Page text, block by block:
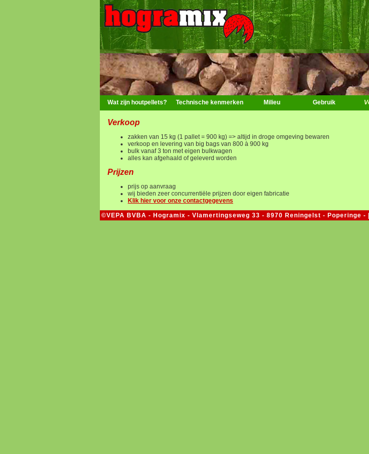
Wat zijn houtpellets? Technische kenmerken Milieu Gebruik
Verkoop
zakken van 15 kg (1 pallet = 900 kg) => altijd in droge omgeving bewaren
verkoop en levering van big bags van 800 à 900 kg
bulk vanaf 3 ton met eigen bulkwagen
alles kan afgehaald of geleverd worden
Prijzen
prijs op aanvraag
wij bieden zeer concurrentiële prijzen door eigen fabricatie
Klik hier voor onze contactgegevens
©VEPA BVBA - Hogramix - Vlamertingseweg 33 - 8970 Reningelst - Poperinge -